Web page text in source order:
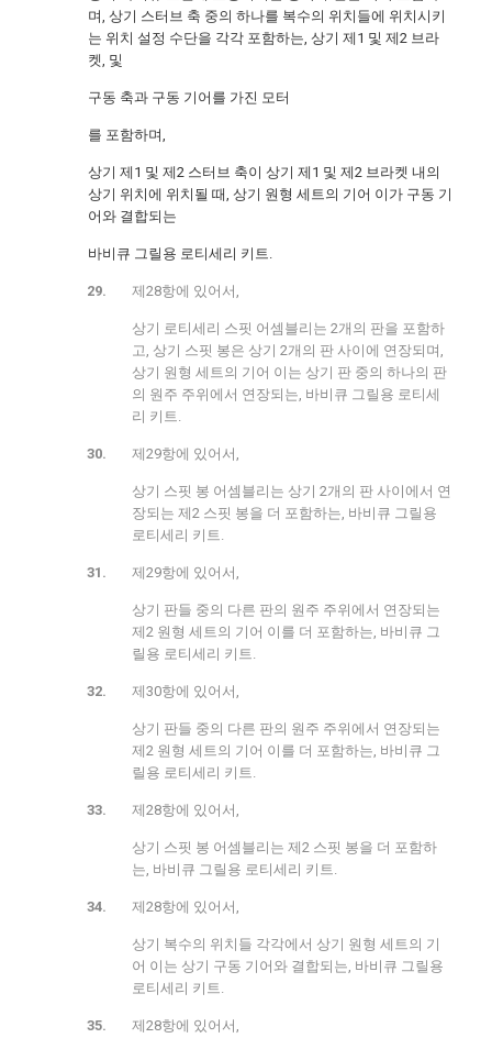
며, 상기 스터브 축 중의 하나를 복수의 위치들에 위치시키
는 위치 설정 수단을 각각 포함하는, 상기 제1 및 제2 브라
켓, 및
구동 축과 구동 기어를 가진 모터
를 포함하며,
상기 제1 및 제2 스터브 축이 상기 제1 및 제2 브라켓 내의
상기 위치에 위치될 때, 상기 원형 세트의 기어 이가 구동 기
어와 결합되는
바비큐 그릴용 로티세리 키트.
제28항에 있어서,
상기 로티세리 스핏 어셈블리는 2개의 판을 포함하
고, 상기 스핏 봉은 상기 2개의 판 사이에 연장되며,
상기 원형 세트의 기어 이는 상기 판 중의 하나의 판
의 원주 주위에서 연장되는, 바비큐 그릴용 로티세
리 키트.
제29항에 있어서,
상기 스핏 봉 어셈블리는 상기 2개의 판 사이에서 연
장되는 제2 스핏 봉을 더 포함하는, 바비큐 그릴용
로티세리 키트.
제29항에 있어서,
상기 판들 중의 다른 판의 원주 주위에서 연장되는
제2 원형 세트의 기어 이를 더 포함하는, 바비큐 그
릴용 로티세리 키트.
제30항에 있어서,
상기 판들 중의 다른 판의 원주 주위에서 연장되는
제2 원형 세트의 기어 이를 더 포함하는, 바비큐 그
릴용 로티세리 키트.
제28항에 있어서,
상기 스핏 봉 어셈블리는 제2 스핏 봉을 더 포함하
는, 바비큐 그릴용 로티세리 키트.
제28항에 있어서,
상기 복수의 위치들 각각에서 상기 원형 세트의 기
어 이는 상기 구동 기어와 결합되는, 바비큐 그릴용
로티세리 키트.
제28항에 있어서,